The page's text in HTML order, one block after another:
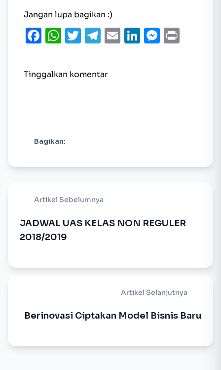
Jangan lupa bagikan :)
Facebook
WhatsApp
Twitter
Telegram
EmailLinkedIn
Tinggalkan komentar
Bagikan:
Artikel Sebelumnya
JADWAL UAS KELAS NON REGULER
2018/2019
Artikel Selanjutnya
Berinovasi Ciptakan Model Bisnis Baru